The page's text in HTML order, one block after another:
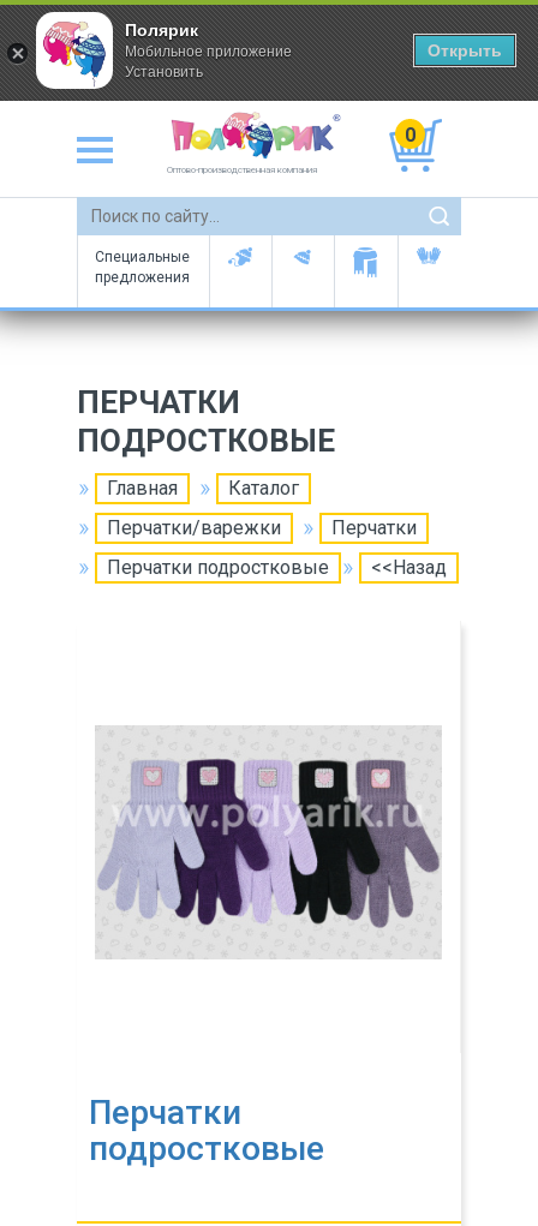
Оптово-производственная компания
0
Специальные
предложения
ПЕРЧАТКИ
ПОДРОСТКОВЫЕ
Главная
Каталог
Перчатки/варежки
Перчатки
Перчатки подростковые
<<Назад
Перчатки
подростковые
Полярик
Мобильное приложение
Установить
Открыть